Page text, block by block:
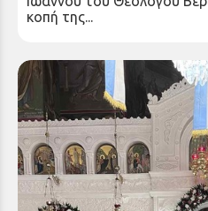
κοπή της...